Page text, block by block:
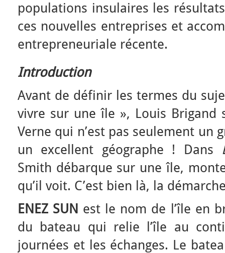
populations insulaires les
ces nouvelles entreprises et
entrepreneuriale récente.
Introduction
Avant de définir les termes du
vivre sur une île », Louis Brigand
Verne qui n’est pas seulement un
un excellent géographe ! Dans
Smith débarque sur une île,
qu’il voit. C’est bien là, la
ENEZ SUN est le nom de l’île en
du bateau qui relie l’île au
journées et les échanges. Le